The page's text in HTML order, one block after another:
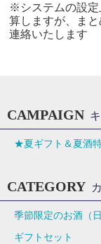
※システムの設定
算しますが、ま
連絡いたします
CAMPAIGN
★夏ギフト＆夏酒
CATEGORY
季節限定のお酒（日
ギフトセット